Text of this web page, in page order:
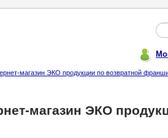
магазин ЭКО продукции по возвратной
магазин ЭКО